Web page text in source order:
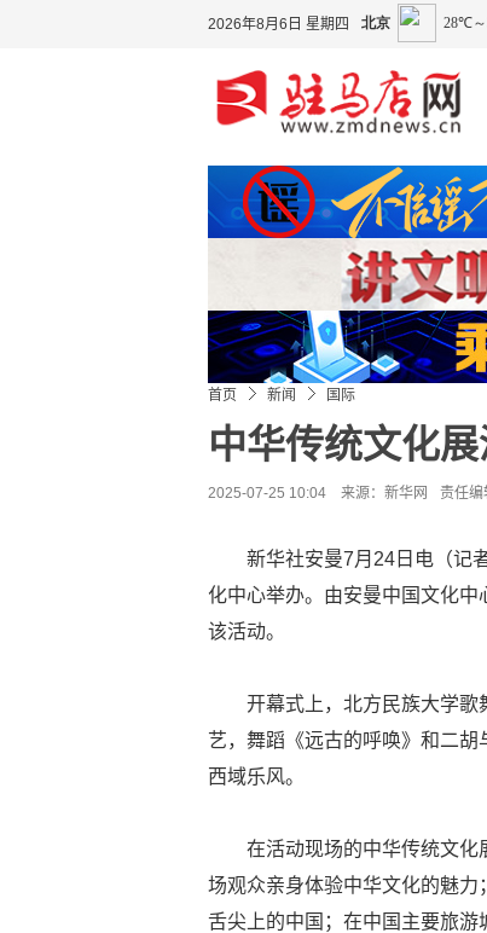
2026年8月6日 星期四
首页 新闻 国际
中华传统文化
2025-07-25 10:04 来源： 新华网 责任编
新华社安曼7月24日电（记
化中心举办。由安曼中国文化
该活动。
开幕式上，北方民族大学
艺，舞蹈《远古的呼唤》和二
西域乐风。
在活动现场的中华传统文
场观众亲身体验中华文化的魅
舌尖上的中国；在中国主要旅